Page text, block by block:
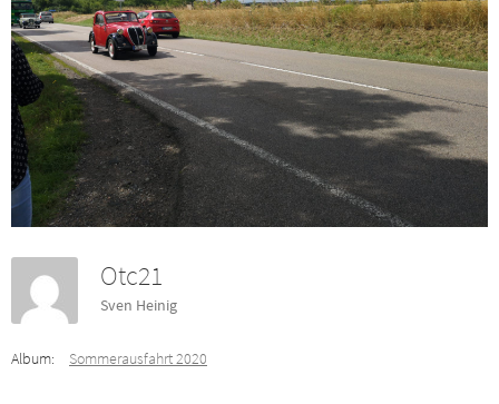
Otc21
Sven Heinig
Album: Sommerausfahrt 2020